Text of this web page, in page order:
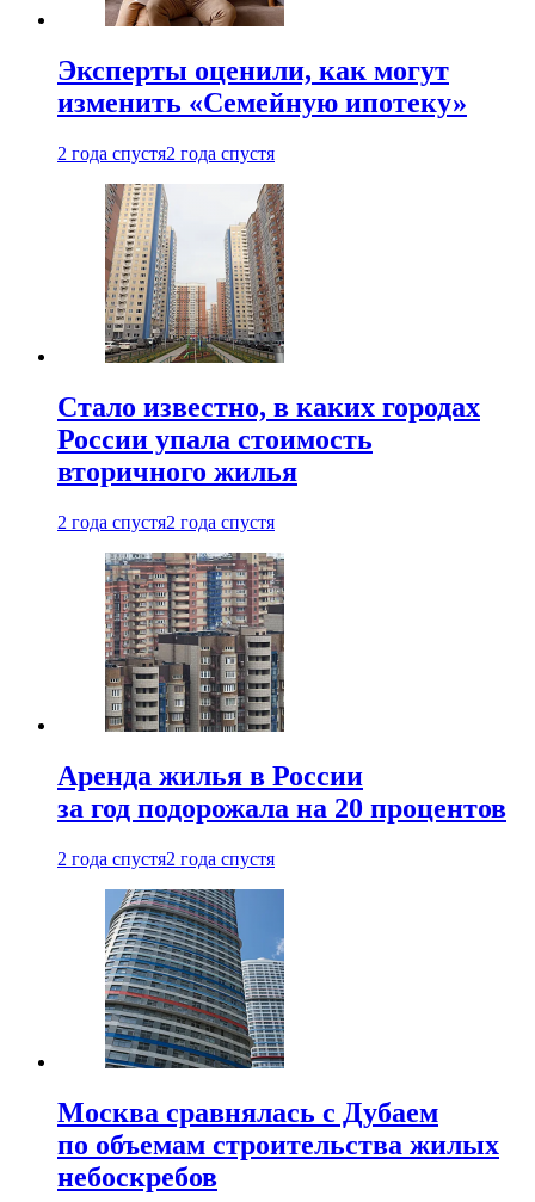
Эксперты оценили, как могут
изменить «Семейную ипотеку»
2 года спустя2 года спустя
Стало известно, в каких городах
России упала стоимость
вторичного жилья
2 года спустя2 года спустя
Аренда жилья в России
за год подорожала на 20 процентов
2 года спустя2 года спустя
Москва сравнялась с Дубаем
по объемам строительства жилых
небоскребов